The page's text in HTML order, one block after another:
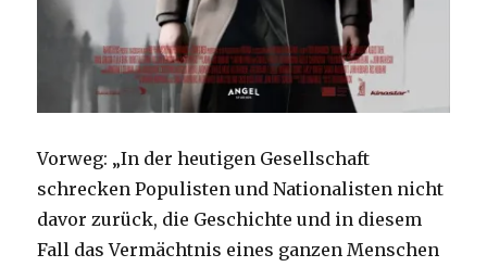
Vorweg: „In der heutigen Gesellschaft
schrecken Populisten und Nationalisten nicht
davor zurück, die Geschichte und in diesem
Fall das Vermächtnis eines ganzen Menschen